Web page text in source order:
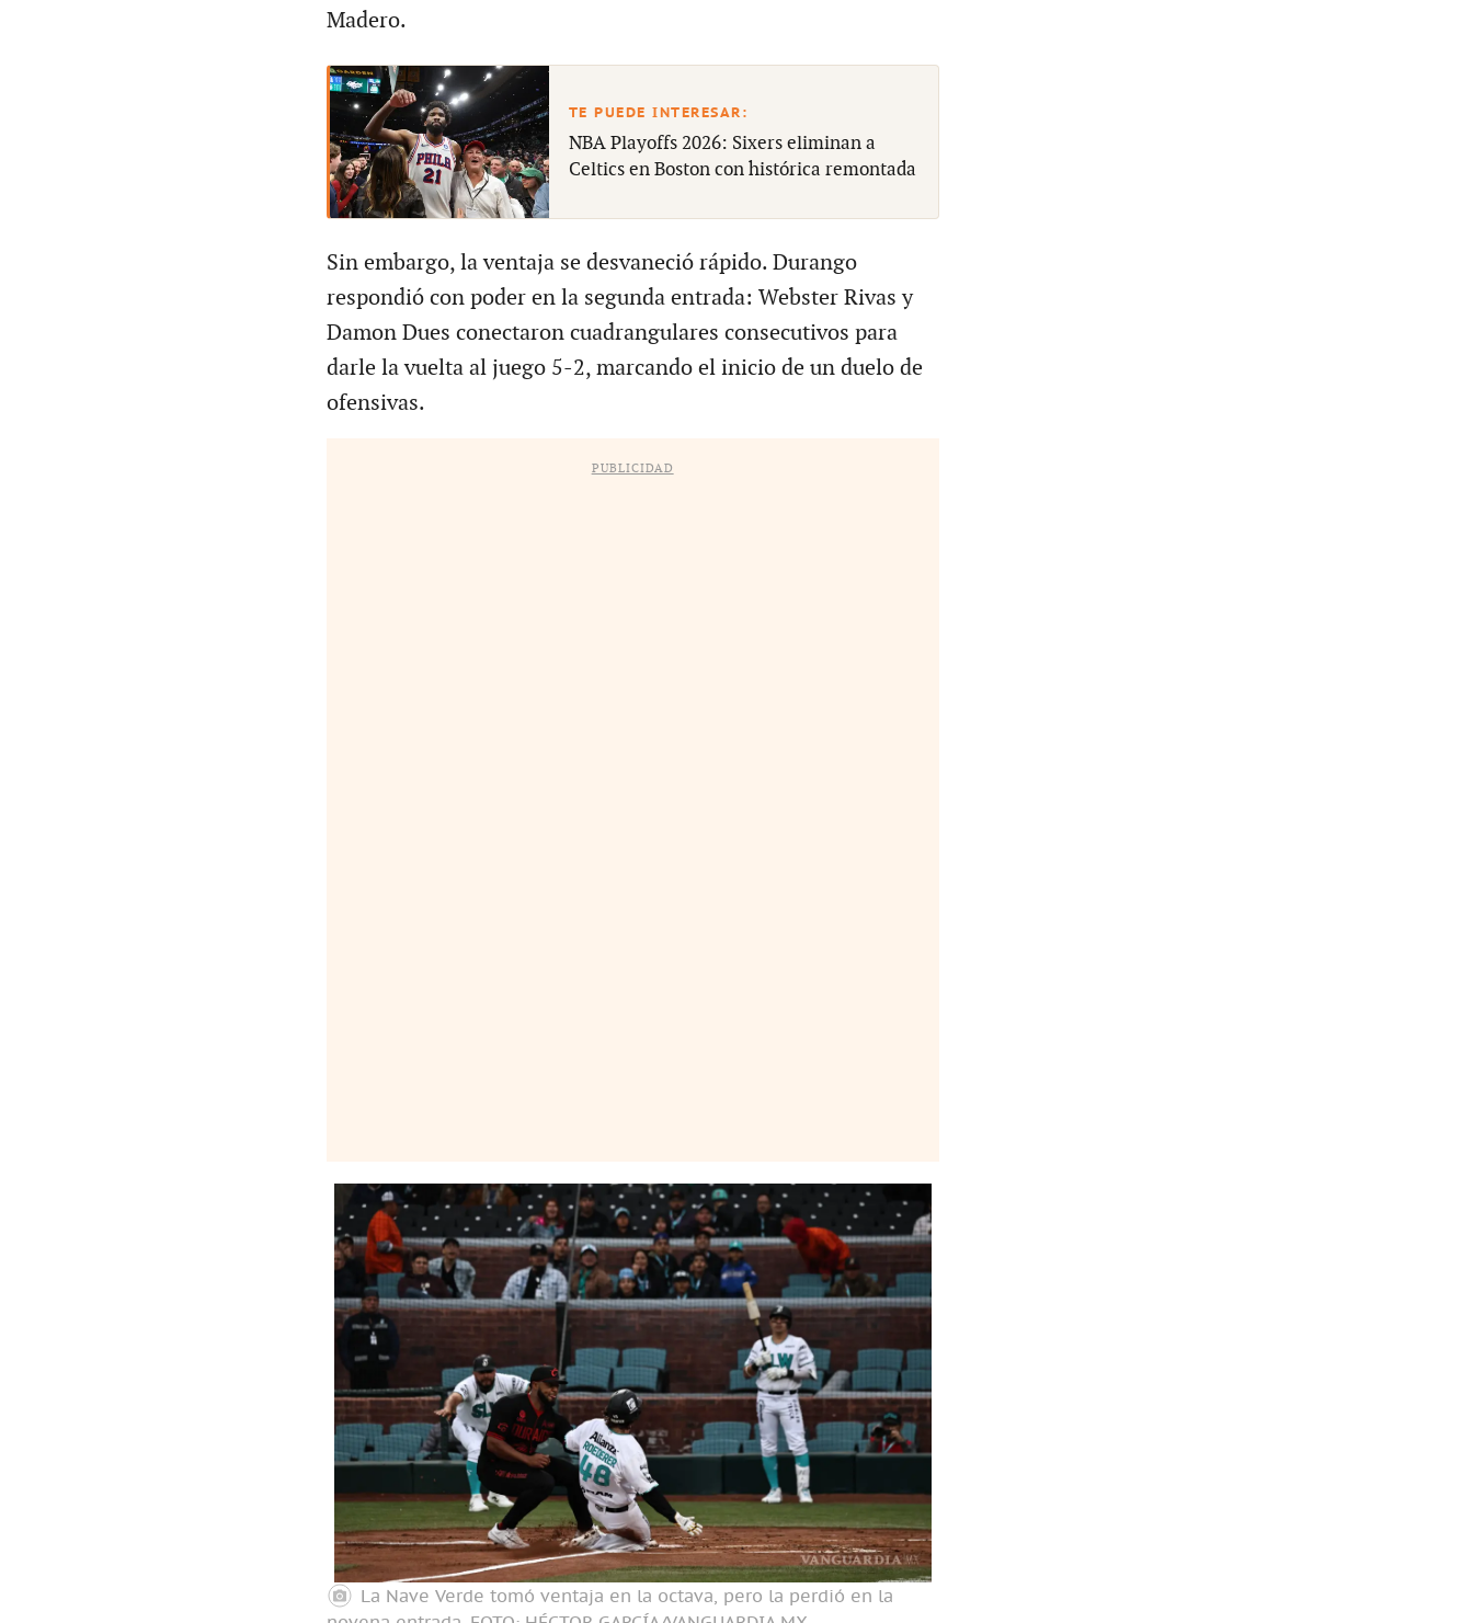
Madero.
NBA Playoffs 2026: Sixers eliminan a
Celtics en Boston con histórica remontada
Sin embargo, la ventaja se desvaneció rápido. Durango
respondió con poder en la segunda entrada: Webster Rivas y
Damon Dues conectaron cuadrangulares consecutivos para
darle la vuelta al juego 5-2, marcando el inicio de un duelo de
ofensivas.
PUBLICIDAD
La Nave Verde tomó ventaja en la octava, pero la perdió en la